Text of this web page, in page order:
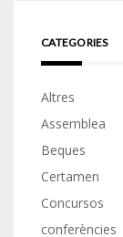
CATEGORIES
Altres
Assemblea
Beques
Certamen
Concursos
conferències